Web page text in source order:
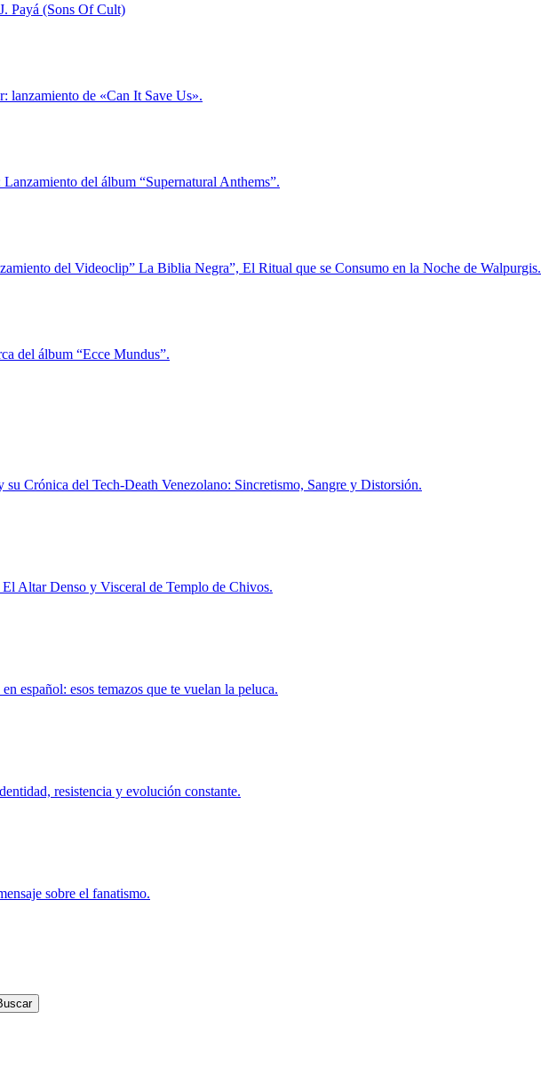
Payá (Sons Of Cult)
lanzamiento de «Can It Save Us».
del álbum “Supernatural Anthems”.
del Videoclip” La Biblia Negra”, El Ritual que se Consumo en la Noche de Walpurgis.
del álbum “Ecce Mundus”.
su Crónica del Tech-Death Venezolano: Sincretismo, Sangre y Distorsión.
Altar Denso y Visceral de Templo de Chivos.
español: esos temazos que te vuelan la peluca.
resistencia y evolución constante.
sobre el fanatismo.